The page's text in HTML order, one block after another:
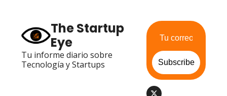
The Startup
Eye
Tu informe diario sobre
Tecnología y Startups
Subscribe